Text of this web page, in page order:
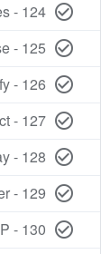
check_circle_outline
124 - JSON Data Types
check_circle_outline
125 - JSON Parse
check_circle_outline
126 - JSON Stringify
check_circle_outline
127 - JSON Object
check_circle_outline
128 - JSON Array
check_circle_outline
129 - JSON Server
check_circle_outline
130 - JSON PHP